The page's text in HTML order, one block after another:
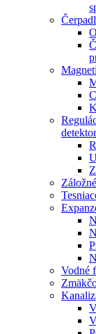
Vodné